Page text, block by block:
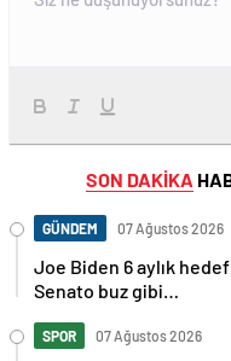
SON DAKİKA
GÜNDEM 07 Ağustos 2026
Joe Biden 6 aylık
Senato buz gibi…
SPOR 07 Ağustos 2026